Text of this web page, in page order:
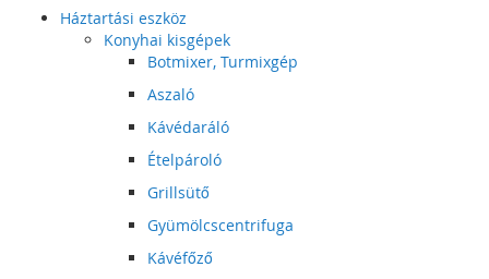
Háztartási eszköz
Konyhai kisgépek
Botmixer, Turmixgép
Aszaló
Kávédaráló
Ételpároló
Grillsütő
Gyümölcscentrifuga
Kávéfőző